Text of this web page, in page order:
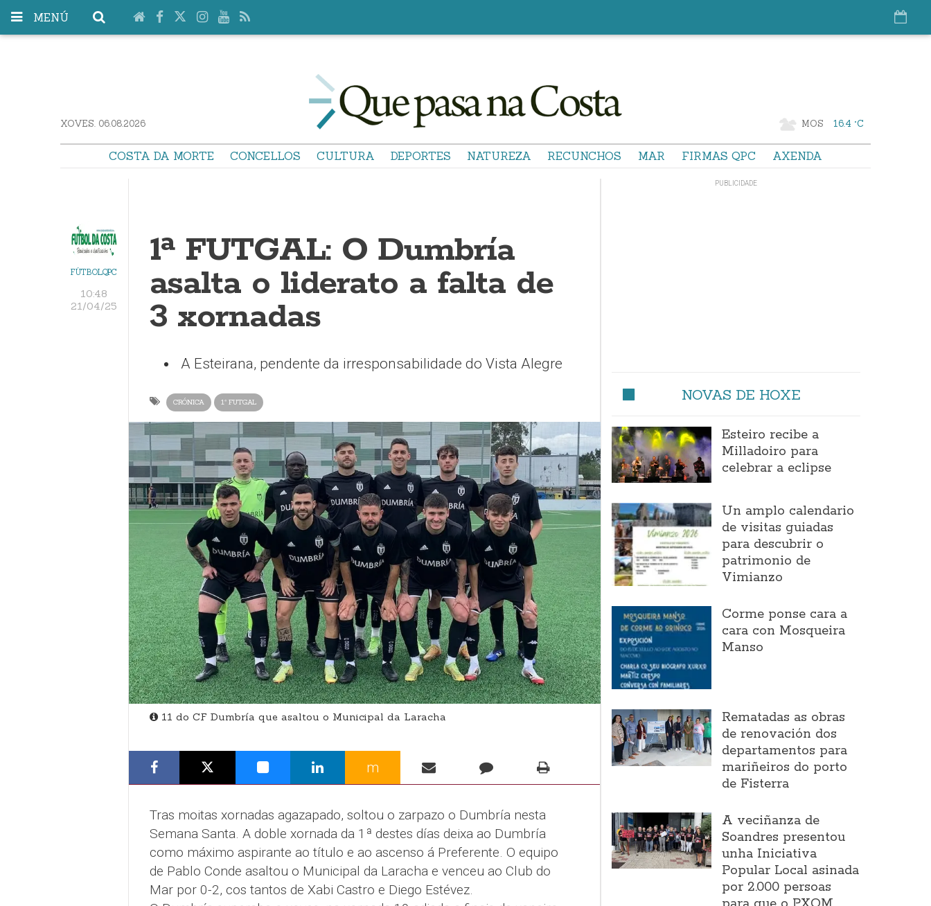
MENÚ
XOVES. 06.08.2026 MOS 16.4 °C
COSTA DA MORTE CONCELLOS CULTURA DEPORTES NATUREZA RECUNCHOS MAR FIRMAS QPC AXENDA
FÚTBOLQPC
10:48
21/04/25
1ª FUTGAL: O Dumbría
asalta o liderato a falta de
3 xornadas
A Esteirana, pendente da irresponsabilidade do Vista Alegre
CRÓNICA 1ª FUTGAL
11 do CF Dumbría que asaltou o Municipal da Laracha
m
Tras moitas xornadas agazapado, soltou o zarpazo o Dumbría nesta
Semana Santa. A doble xornada da 1ª destes días deixa ao Dumbría
como máximo aspirante ao título e ao ascenso á Preferente. O equipo
de Pablo Conde asaltou o Municipal da Laracha e venceu ao Club do
Mar por 0-2, cos tantos de Xabi Castro e Diego Estévez.
NOVAS DE HOXE
Esteiro recibe a
Milladoiro para
celebrar a eclipse
Un amplo calendario
de visitas guiadas
para descubrir o
patrimonio de
Vimianzo
Corme ponse cara a
cara con Mosqueira
Manso
Rematadas as obras
de renovación dos
departamentos para
mariñeiros do porto
de Fisterra
A veciñanza de
Soandres presentou
unha Iniciativa
Popular Local asinada
por 2.000 persoas